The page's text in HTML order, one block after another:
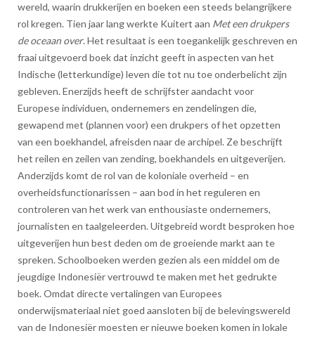
wereld, waarin drukkerijen en boeken een steeds belangrijkere
rol kregen. Tien jaar lang werkte Kuitert aan Met een drukpers
de oceaan over. Het resultaat is een toegankelijk geschreven en
fraai uitgevoerd boek dat inzicht geeft in aspecten van het
Indische (letterkundige) leven die tot nu toe onderbelicht zijn
gebleven. Enerzijds heeft de schrijfster aandacht voor
Europese individuen, ondernemers en zendelingen die,
gewapend met (plannen voor) een drukpers of het opzetten
van een boekhandel, afreisden naar de archipel. Ze beschrijft
het reilen en zeilen van zending, boekhandels en uitgeverijen.
Anderzijds komt de rol van de koloniale overheid – en
overheidsfunctionarissen – aan bod in het reguleren en
controleren van het werk van enthousiaste ondernemers,
journalisten en taalgeleerden. Uitgebreid wordt besproken hoe
uitgeverijen hun best deden om de groeiende markt aan te
spreken. Schoolboeken werden gezien als een middel om de
jeugdige Indonesiër vertrouwd te maken met het gedrukte
boek. Omdat directe vertalingen van Europees
onderwijsmateriaal niet goed aansloten bij de belevingswereld
van de Indonesiër moesten er nieuwe boeken komen in lokale